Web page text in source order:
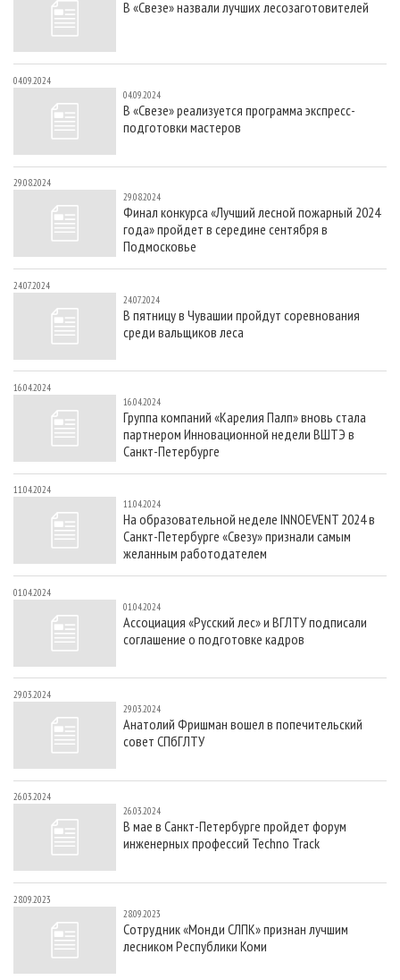
В «Свезе» назвали лучших лесозаготовителей
04.09.2024
04.09.2024
В «Свезе» реализуется программа экспресс-
подготовки мастеров
29.08.2024
29.08.2024
Финал конкурса «Лучший лесной пожарный 2024
года» пройдет в середине сентября в
Подмосковье
24.07.2024
24.07.2024
В пятницу в Чувашии пройдут соревнования
среди вальщиков леса
16.04.2024
16.04.2024
Группа компаний «Карелия Палп» вновь стала
партнером Инновационной недели ВШТЭ в
Санкт-Петербурге
11.04.2024
11.04.2024
На образовательной неделе INNOEVENT 2024 в
Санкт-Петербурге «Свезу» признали самым
желанным работодателем
01.04.2024
01.04.2024
Ассоциация «Русский лес» и ВГЛТУ подписали
соглашение о подготовке кадров
29.03.2024
29.03.2024
Анатолий Фришман вошел в попечительский
совет СПбГЛТУ
26.03.2024
26.03.2024
В мае в Санкт-Петербурге пройдет форум
инженерных профессий Techno Track
28.09.2023
28.09.2023
Сотрудник «Монди СЛПК» признан лучшим
лесником Республики Коми